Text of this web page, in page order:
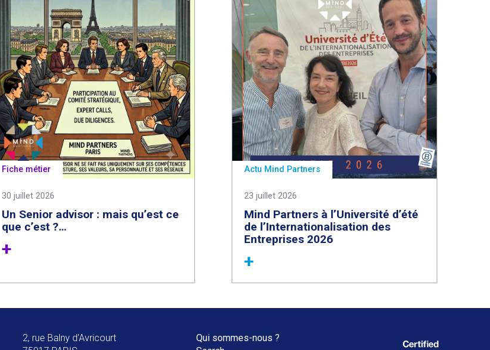
Fiche métier
30 juillet 2026
Un Senior advisor : mais qu’est ce
que c’est ?…
Actu Mind Partners
23 juillet 2026
Mind Partners à l’Université d’été
de l’Internationalisation des
Entreprises 2026
2, rue Balny d’Avricourt
Qui sommes-nous ?